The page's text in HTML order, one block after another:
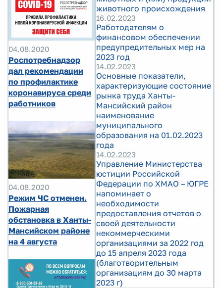
04.08.2020
Роспотребнадзор
дал рекомендации
по профилактике
коронавируса среди
работников
04.08.2020
Режим ЧС отменен.
Пожарная
обстановка в Ханты-
Мансийском районе
на 4 августа
животного происхождения
16.02.2023
Работодателям о
финансовом обеспечении
предупредительных мер на
2023 год
14.02.2023
Основные показатели,
характеризующие состояние
рынка труда Ханты-
Мансийский район
наименование
муниципального
образования на 01.02.2023
года
14.02.2023
Управление Министерства
юстиции Российской
Федерации по ХМАО – ЮГРЕ
напоминает о
необходимости
предоставления отчетов о
своей деятельности
некоммерческими
организациями за 2022 год
до 15 апреля 2023 года
(благотворительным
организациям до 30 марта
2023 г)